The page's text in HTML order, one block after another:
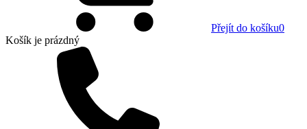
Přejít do košíku0
Košík je prázdný